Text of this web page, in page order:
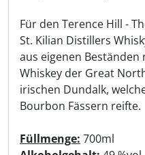
Für den Terence Hill -
St. Kilian Distillers
aus eigenen
Whiskey der Great
irischen Dundalk,
Bourbon Fässern reifte.
Füllmenge: 700ml